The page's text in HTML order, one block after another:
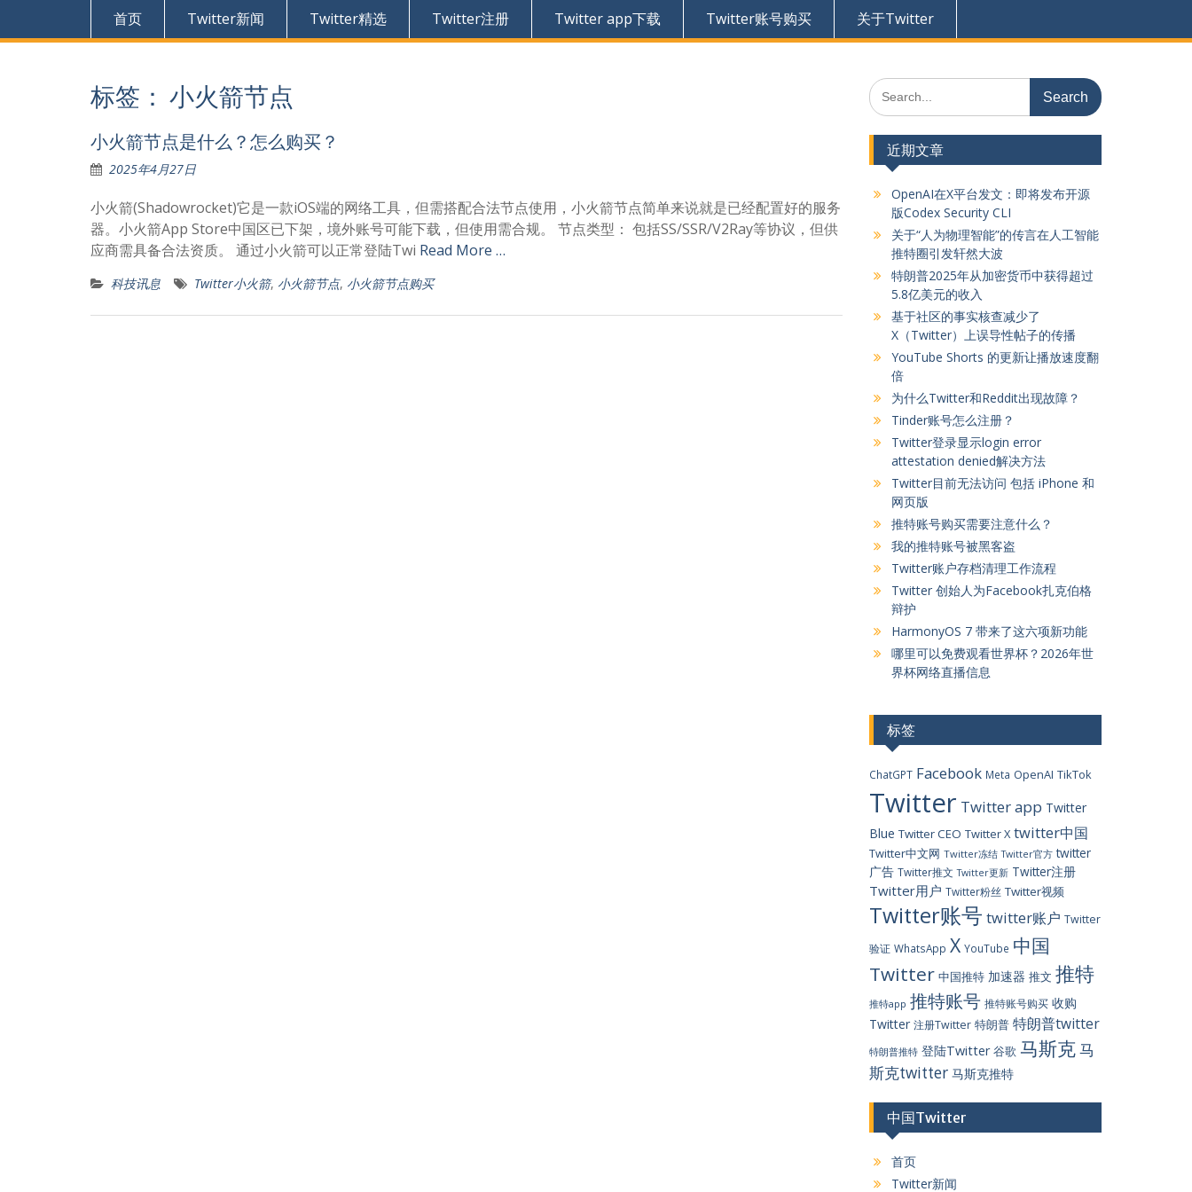
首页 Twitter新闻 Twitter精选 Twitter注册 Twitter app下载 Twitter账号购买 关于Twitter
标签： 小火箭节点
小火箭节点是什么？怎么购买？
2025年4月27日
小火箭(Shadowrocket)它是一款iOS端的网络工具，但需搭配合法节点使用，小火箭节点简单来说就是已经配置好的服务
器。小火箭App Store中国区已下架，境外账号可能下载，但使用需合规。 节点类型： 包括SS/SSR/V2Ray等协议，但供
应商需具备合法资质。 通过小火箭可以正常登陆Twi Read More …
科技讯息 Twitter小火箭, 小火箭节点, 小火箭节点购买
Search
for:
近期文章
OpenAI在X平台发文：即将发布开源
版Codex Security CLI
关于“人为物理智能”的传言在人工智能
推特圈引发轩然大波
特朗普2025年从加密货币中获得超过
5.8亿美元的收入
基于社区的事实核查减少了
X（Twitter）上误导性帖子的传播
YouTube Shorts 的更新让播放速度翻
倍
为什么Twitter和Reddit出现故障？
Tinder账号怎么注册？
Twitter登录显示login error
attestation denied解决方法
Twitter目前无法访问 包括 iPhone 和
网页版
推特账号购买需要注意什么？
我的推特账号被黑客盗
Twitter账户存档清理工作流程
Twitter 创始人为Facebook扎克伯格
辩护
HarmonyOS 7 带来了这六项新功能
哪里可以免费观看世界杯？2026年世
界杯网络直播信息
标签
ChatGPT Facebook Meta OpenAI TikTok
Twitter Twitter app Twitter
Blue Twitter CEO Twitter X twitter中国
Twitter中文网 Twitter冻结 Twitter官方 twitter
广告 Twitter推文 Twitter更新 Twitter注册
Twitter用户 Twitter粉丝 Twitter视频
Twitter账号 twitter账户 Twitter
验证 WhatsApp X YouTube 中国
Twitter 中国推特 加速器 推文 推特
推特app 推特账号 推特账号购买 收购
Twitter 注册Twitter 特朗普 特朗普twitter
特朗普推特 登陆Twitter 谷歌 马斯克马
斯克twitter 马斯克推特
中国Twitter
首页
Twitter新闻